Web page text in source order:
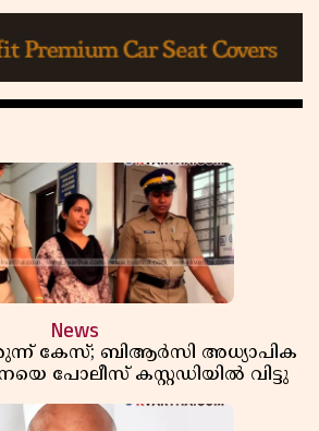
News
കേസ്; ബിആർസി അധ്യാപിക
പോലീസ് കസ്റ്റഡിയിൽ വിട്ടു